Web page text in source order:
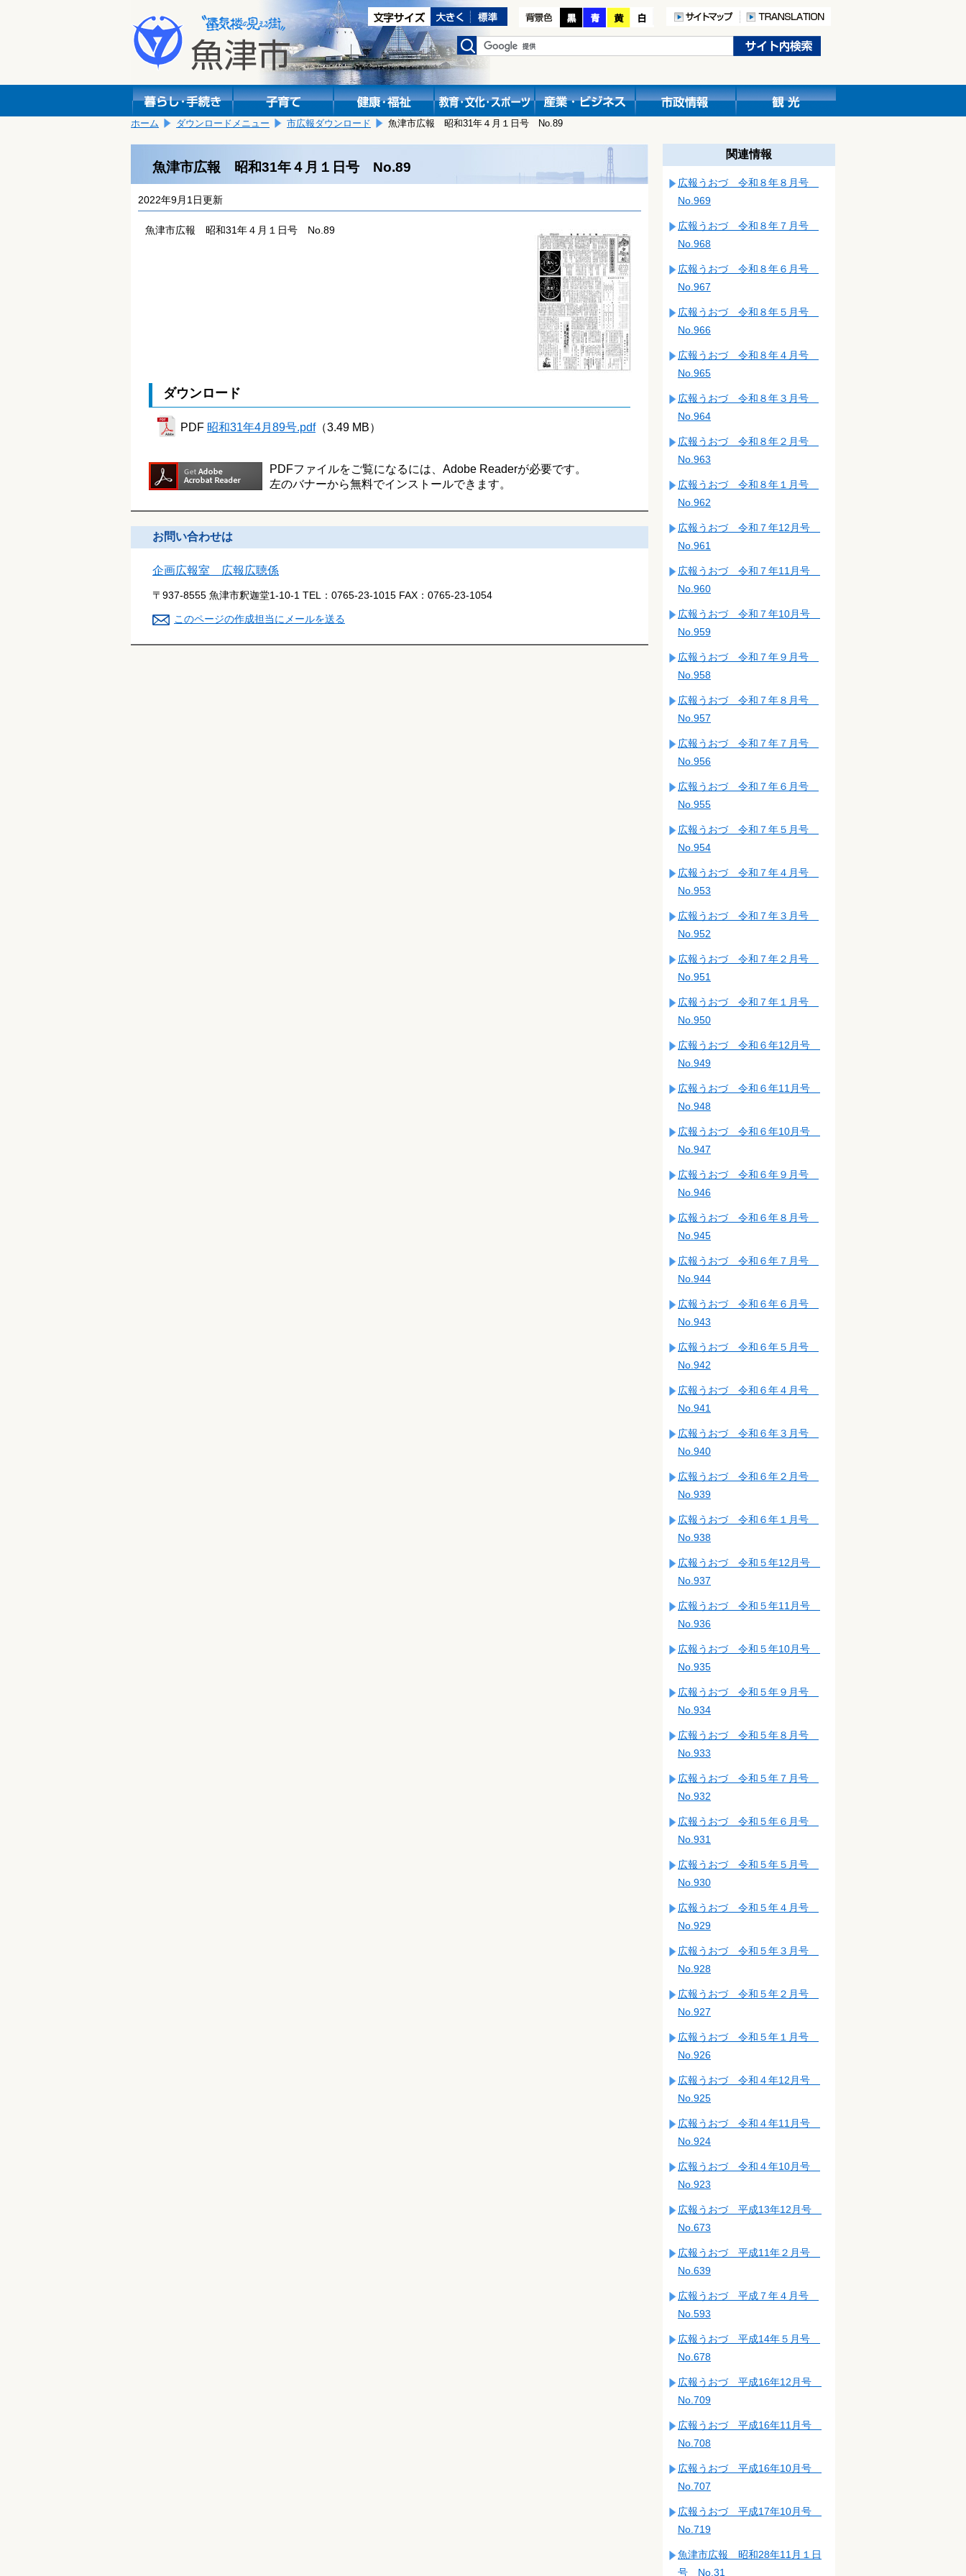
し
ホーム ダウンロードメニュー 市広報ダウンロード 魚津市広報 昭和31年４月１日号 No.89
魚津市広報 昭和31年４月１日号 No.89
2022年9月1日更新
魚津市広報 昭和31年４月１日号 No.89
ダウンロード
PDF 昭和31年4月89号.pdf（3.49 MB）
PDFファイルをご覧になるには、Adobe Readerが必要です。
左のバナーから無料でインストールできます。
お問い合わせは
企画広報室 広報広聴係
〒937-8555 魚津市釈迦堂1-10-1 TEL： 0765-23-1015 FAX： 0765-23-1054
このページの作成担当にメールを送る
関連情報
広報うおづ 令和８年８月号
No.969
広報うおづ 令和８年７月号
No.968
広報うおづ 令和８年６月号
No.967
広報うおづ 令和８年５月号
No.966
広報うおづ 令和８年４月号
No.965
広報うおづ 令和８年３月号
No.964
広報うおづ 令和８年２月号
No.963
広報うおづ 令和８年１月号
No.962
広報うおづ 令和７年12月号
No.961
広報うおづ 令和７年11月号
No.960
広報うおづ 令和７年10月号
No.959
広報うおづ 令和７年９月号
No.958
広報うおづ 令和７年８月号
No.957
広報うおづ 令和７年７月号
No.956
広報うおづ 令和７年６月号
No.955
広報うおづ 令和７年５月号
No.954
広報うおづ 令和７年４月号
No.953
広報うおづ 令和７年３月号
No.952
広報うおづ 令和７年２月号
No.951
広報うおづ 令和７年１月号
No.950
広報うおづ 令和６年12月号
No.949
広報うおづ 令和６年11月号
No.948
広報うおづ 令和６年10月号
No.947
広報うおづ 令和６年９月号
No.946
広報うおづ 令和６年８月号
No.945
広報うおづ 令和６年７月号
No.944
広報うおづ 令和６年６月号
No.943
広報うおづ 令和６年５月号
No.942
広報うおづ 令和６年４月号
No.941
広報うおづ 令和６年３月号
No.940
広報うおづ 令和６年２月号
No.939
広報うおづ 令和６年１月号
No.938
広報うおづ 令和５年12月号
No.937
広報うおづ 令和５年11月号
No.936
広報うおづ 令和５年10月号
No.935
広報うおづ 令和５年９月号
No.934
広報うおづ 令和５年８月号
No.933
広報うおづ 令和５年７月号
No.932
広報うおづ 令和５年６月号
No.931
広報うおづ 令和５年５月号
No.930
広報うおづ 令和５年４月号
No.929
広報うおづ 令和５年３月号
No.928
広報うおづ 令和５年２月号
No.927
広報うおづ 令和５年１月号
No.926
広報うおづ 令和４年12月号
No.925
広報うおづ 令和４年11月号
No.924
広報うおづ 令和４年10月号
No.923
広報うおづ 平成13年12月号
No.673
広報うおづ 平成11年２月号
No.639
広報うおづ 平成７年４月号
No.593
広報うおづ 平成14年５月号
No.678
広報うおづ 平成16年12月号
No.709
広報うおづ 平成16年11月号
No.708
広報うおづ 平成16年10月号
No.707
広報うおづ 平成17年10月号
No.719
魚津市広報 昭和28年11月１日
号 No.31